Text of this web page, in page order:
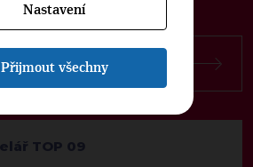
TOP 09
Nastavení
Přijmout všechny